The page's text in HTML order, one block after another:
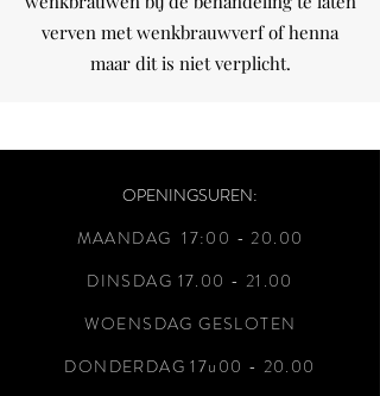
verven met wenkbrauwverf of henna
maar dit is niet verplicht.
OPENINGSUREN:
MAANDAG 17:00 - 20.00
DINSDAG 17.00 - 21.00
WOENSDAG GESLOTEN
DONDERDAG 17u00 - 20.00